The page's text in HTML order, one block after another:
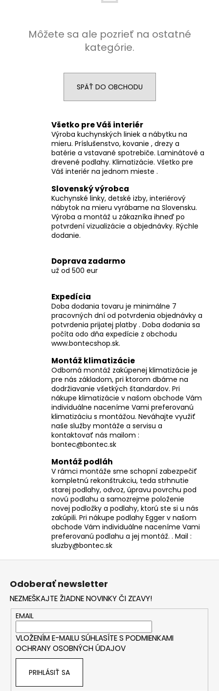
Môžete sa ale pozrieť na ostatné
kategórie.
SPÄŤ DO OBCHODU
Všetko pre Váš interiér
Výroba kuchynských liniek a nábytku na
mieru. Príslušenstvo, kovanie , drezy a
batérie a vstavané spotrebiče. Laminátové a
drevené podlahy. Klimatizácie. Všetko pre
Váš interiér na jednom mieste .
Slovenský výrobca
Kuchynské linky, detské izby, interiérový
nábytok na mieru vyrábame na Slovensku.
Výroba a montáž u zákazníka ihneď po
potvrdení vizualizácie a objednávky. Rýchle
dodanie.
Doprava zadarmo
už od 500 eur
Expedícia
Doba dodania tovaru je minimálne 7
pracovných dní od potvrdenia objednávky a
potvrdenia prijatej platby . Doba dodania sa
počíta odo dňa expedície z obchodu
www.bontecshop.sk.
Montáž klimatizácie
Odborná montáž zakúpenej klimatizácie je
pre nás základom, pri ktorom dbáme na
dodržiavanie všetkých štandardov. Pri
nákupe klimatizácie v našom obchode Vám
individuálne naceníme Vami preferovanú
klimatizáciu s montážou. Neváhajte využiť
naše služby montáže a servisu a
kontaktovať nás mailom :
bontec@bontec.sk
Montáž podláh
V rámci montáže sme schopní zabezpečiť
kompletnú rekonštrukciu, teda strhnutie
starej podlahy, odvoz, úpravu povrchu pod
novú podlahu a samozrejme položenie
novej podložky a podlahy, ktorú ste si u nás
zakúpili. Pri nákupe podlahy Egger v našom
obchode Vám individuálne naceníme Vami
preferovanú podlahu a jej montáž. . Mail :
sluzby@bontec.sk
Z
Odoberať newsletter
NEZMEŠKAJTE ŽIADNE NOVINKY ČI ZĽAVY!
EMAIL
VLOŽENÍM E-MAILU SÚHLASÍTE S PODMIENKAMI
OCHRANY OSOBNÝCH ÚDAJOV
PRIHLÁSIŤ SA